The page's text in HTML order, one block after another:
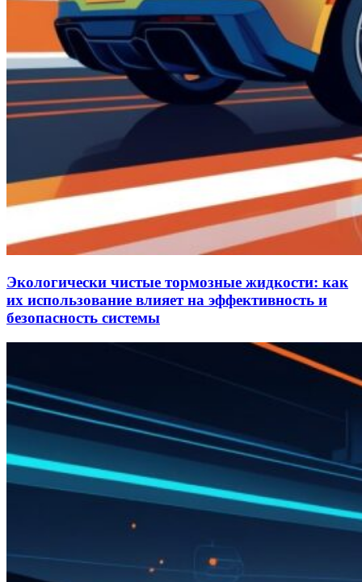
Экологически чистые тормозные жидкости: как
их использование влияет на эффективность и
безопасность системы